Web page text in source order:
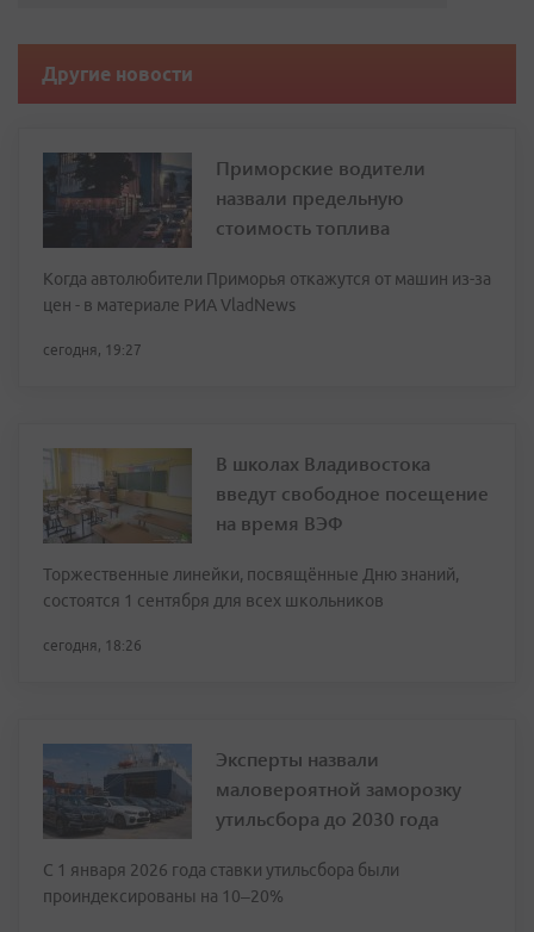
Другие новости
Приморские водители
назвали предельную
стоимость топлива
Когда автолюбители Приморья откажутся от машин из-за
цен - в материале РИА VladNews
сегодня, 19:27
В школах Владивостока
введут свободное посещение
на время ВЭФ
Торжественные линейки, посвящённые Дню знаний,
состоятся 1 сентября для всех школьников
сегодня, 18:26
Эксперты назвали
маловероятной заморозку
утильсбора до 2030 года
С 1 января 2026 года ставки утильсбора были
проиндексированы на 10–20%